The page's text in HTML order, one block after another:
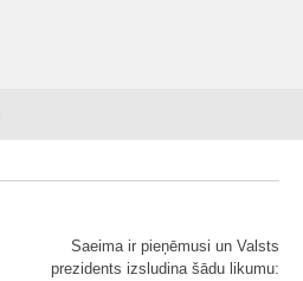
Saeima ir pieņēmusi un Valsts
prezidents izsludina šādu likumu: